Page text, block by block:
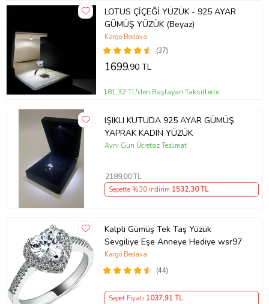
LOTUS ÇİÇEĞİ YÜZÜK - 925 AYAR
GÜMÜŞ YÜZÜK (Beyaz)
(37)
Kargo Bedava
1699,90 TL
181,32 TL'den Başlayan Taksitlerle
IŞIKLI KUTUDA 925 AYAR GÜMÜŞ
YAPRAK KADIN YÜZÜK
Aynı Gün Ücretsiz Teslimat
2189,00 TL
Sepette %30 İndirim 1532,30 TL
Kalpli Gümüş Tek Taş Yüzük
Sevgiliye Eşe Anneye Hediye wsr97
(44)
Kargo Bedava
Sepet Fiyatı 1037,91 TL